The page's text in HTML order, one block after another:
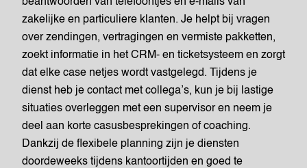
zakelijke en particuliere klanten. Je helpt bij vragen
over zendingen, vertragingen en vermiste pakketten,
zoekt informatie in het CRM- en ticketsysteem en zorgt
dat elke case netjes wordt vastgelegd. Tijdens je
dienst heb je contact met collega’s, kun je bij lastige
situaties overleggen met een supervisor en neem je
deel aan korte casusbesprekingen of coaching.
Dankzij de flexibele planning zijn je diensten
doordeweeks tijdens kantoortijden en goed te